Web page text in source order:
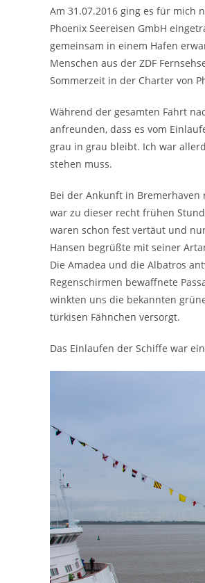
Am 31.07.2016 ging es für mich
Phoenix Seereisen GmbH
gemeinsam in einem Hafen
Menschen aus der ZDF
Sommerzeit in der Charter von
Während der gesamten Fahrt
anfreunden, dass es vom
grau in grau bleibt. Ich war
stehen muss.
Bei der Ankunft in
war zu dieser recht frühen
waren schon fest vertäut und
Hansen begrüßte mit seiner
Die Amadea und die Albatros
Regenschirmen bewaffnete
winkten uns die bekannten
türkisen Fähnchen versorgt.
Das Einlaufen der Schiffe war